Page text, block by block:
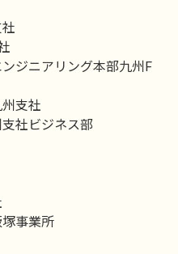
ジニアリング本部九州F
支社
社ビジネス部
事業所